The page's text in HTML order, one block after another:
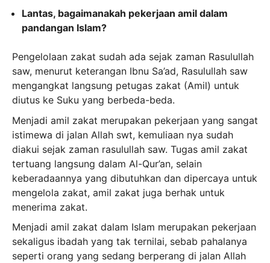
Lantas, bagaimanakah pekerjaan amil dalam
pandangan Islam?
Pengelolaan zakat sudah ada sejak zaman Rasulullah
saw, menurut keterangan Ibnu Sa’ad, Rasulullah saw
mengangkat langsung petugas zakat (Amil) untuk
diutus ke Suku yang berbeda-beda.
Menjadi amil zakat merupakan pekerjaan yang sangat
istimewa di jalan Allah swt, kemuliaan nya sudah
diakui sejak zaman rasulullah saw. Tugas amil zakat
tertuang langsung dalam Al-Qur’an, selain
keberadaannya yang dibutuhkan dan dipercaya untuk
mengelola zakat, amil zakat juga berhak untuk
menerima zakat.
Menjadi amil zakat dalam Islam merupakan pekerjaan
sekaligus ibadah yang tak ternilai, sebab pahalanya
seperti orang yang sedang berperang di jalan Allah